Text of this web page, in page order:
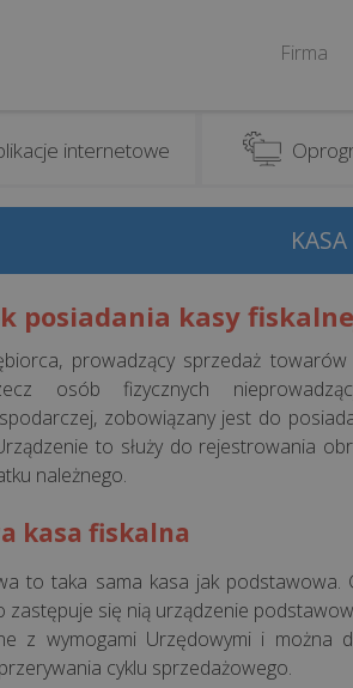
Firma
internetowe
posiadania kasy
prowadzący sprzedaż
osób fizycznych
zobowiązany jest do
to służy do rejestrowania
należnego.
kasa fiskalna
to taka sama kasa jak podstawowa.
zastępuje się nią urządzenie
z wymogami Urzędowymi i można
cyklu sprzedażowego.